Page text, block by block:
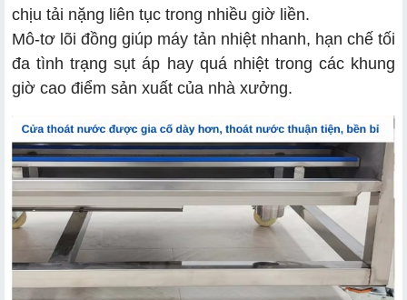
chịu tải nặng liên tục trong nhiều giờ liền.
Mô-tơ lõi đồng giúp máy tản nhiệt nhanh, hạn chế tối
đa tình trạng sụt áp hay quá nhiệt trong các khung
giờ cao điểm sản xuất của nhà xưởng.